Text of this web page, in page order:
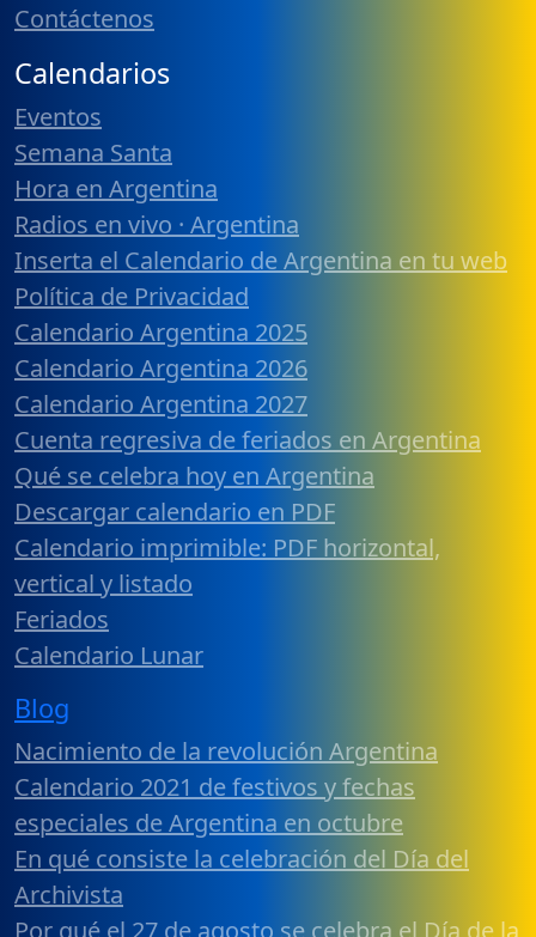
Contáctenos
Calendarios
Eventos
Semana Santa
Hora en Argentina
Radios en vivo · Argentina
Inserta el Calendario de Argentina en tu web
Política de Privacidad
Calendario Argentina 2025
Calendario Argentina 2026
Calendario Argentina 2027
Cuenta regresiva de feriados en Argentina
Qué se celebra hoy en Argentina
Descargar calendario en PDF
Calendario imprimible: PDF horizontal,
vertical y listado
Feriados
Calendario Lunar
Blog
Nacimiento de la revolución Argentina
Calendario 2021 de festivos y fechas
especiales de Argentina en octubre
En qué consiste la celebración del Día del
Archivista
Por qué el 27 de agosto se celebra el Día de la